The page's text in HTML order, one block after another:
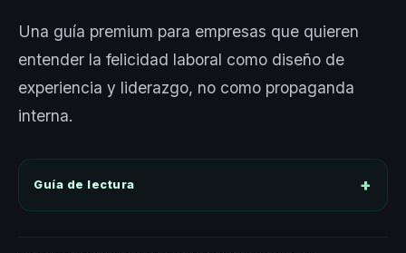
Una guía premium para empresas que quieren
entender la felicidad laboral como diseño de
experiencia y liderazgo, no como propaganda
interna.
Guía de lectura